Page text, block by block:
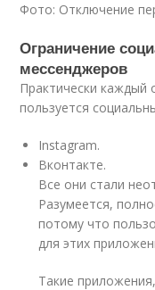
Фото: Отключение
Ограничение
мессенджеров
Практически каждый
пользуется
Instagram.
Вконтакте.
Все они стали
Разумеется,
потому что
для этих
Такие